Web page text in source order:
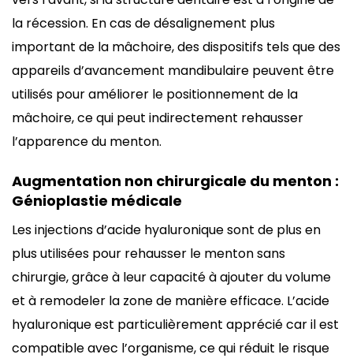
la récession. En cas de désalignement plus
important de la mâchoire, des dispositifs tels que des
appareils d’avancement mandibulaire peuvent être
utilisés pour améliorer le positionnement de la
mâchoire, ce qui peut indirectement rehausser
l’apparence du menton.
Augmentation non chirurgicale du menton :
Génioplastie médicale
Les injections d’acide hyaluronique sont de plus en
plus utilisées pour rehausser le menton sans
chirurgie, grâce à leur capacité à ajouter du volume
et à remodeler la zone de manière efficace. L’acide
hyaluronique est particulièrement apprécié car il est
compatible avec l’organisme, ce qui réduit le risque